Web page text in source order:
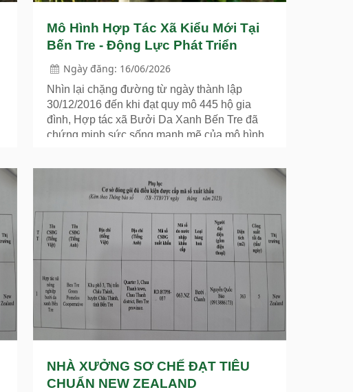
Mô Hình Hợp Tác Xã Kiểu Mới Tại
Bến Tre - Động Lực Phát Triển
Cộng Đồng Và Công Bằng Thương
Ngày đăng: 16/06/2026
Nhìn lại chặng đường từ ngày thành lập
30/12/2016 đến khi đạt quy mô 445 hộ gia
đình, Hợp tác xã Bưởi Da Xanh Bến Tre đã
chứng minh sức sống mạnh mẽ của mô hình
NHÀ XƯỞNG SƠ CHẾ ĐẠT TIÊU
CHUẨN NEW ZEALAND